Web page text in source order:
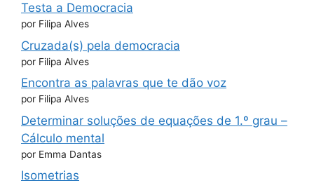
Testa a Democracia
por Filipa Alves
Cruzada(s) pela democracia
por Filipa Alves
Encontra as palavras que te dão voz
por Filipa Alves
Determinar soluções de equações de 1.º grau –
Cálculo mental
por Emma Dantas
Isometrias